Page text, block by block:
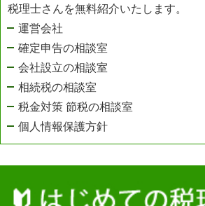
税理士さんを無料紹介いたします。
運営会社
確定申告の相談室
会社設立の相談室
相続税の相談室
税金対策 節税の相談室
個人情報保護方針